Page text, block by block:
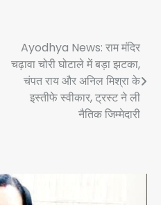
Ayodhya News: राम मंदिर
चढ़ावा चोरी घोटाले में बड़ा झटका,
चंपत राय और अनिल मिश्रा के
इस्तीफे स्वीकार, ट्रस्ट ने ली
नैतिक जिम्मेदारी